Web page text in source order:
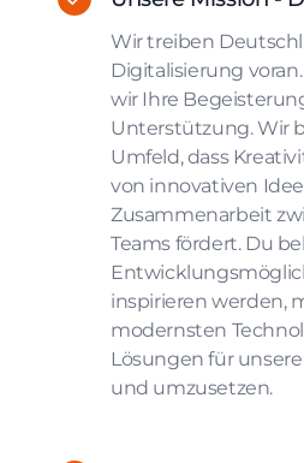
Wir treiben
Digitalisierung
wir Ihre
Unterstützung. Wir
Umfeld, dass
von innovativen
Zusammenarbeit
Teams fördert. Du
inspirieren werden,
modernsten
Lösungen für
und umzusetzen.